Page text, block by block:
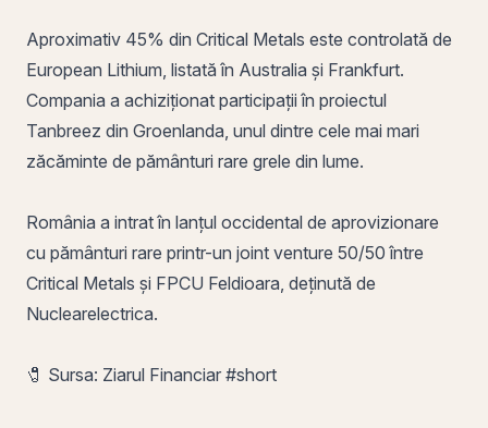
Aproximativ 45% din Critical Metals este controlată de
European Lithium, listată în Australia și Frankfurt.
Compania a achiziționat participații în proiectul
Tanbreez din Groenlanda, unul dintre cele mai mari
zăcăminte de pământuri rare grele din lume.
România a intrat în lanțul occidental de aprovizionare
cu pământuri rare printr-un joint venture 50/50 între
Critical Metals și FPCU Feldioara, deținută de
Nuclearelectrica.
🧷 Sursa: Ziarul Financiar #short